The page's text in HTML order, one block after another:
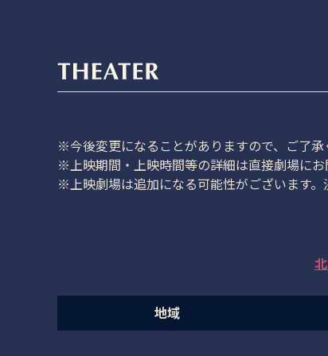
※今後変更になることがありますので、 ご了承
※上映期間・上映時間等の詳細は直接劇場にお
※上映劇場は追加になる可能性がございます。
地域